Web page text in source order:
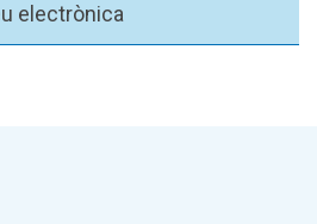
electrònica